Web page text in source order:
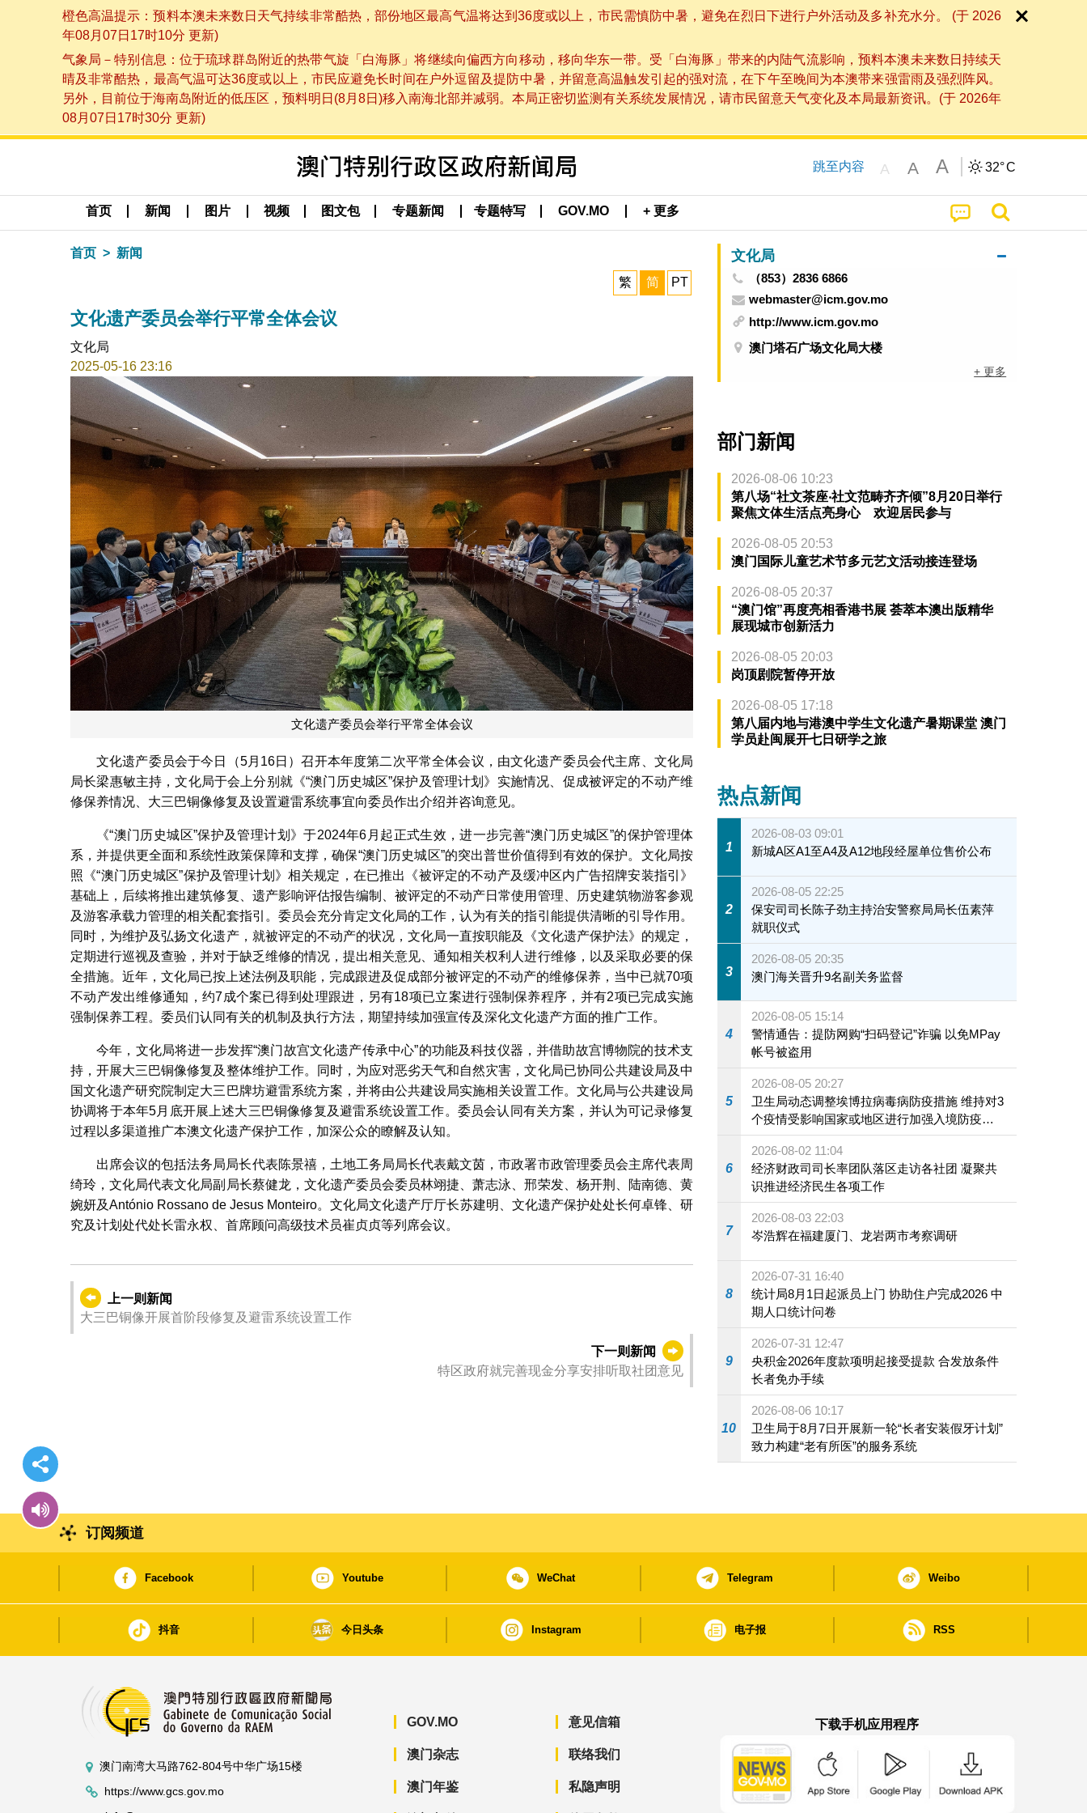
橙色高温提示：预料本澳未来数日天气持续非常酷热，部份地区最高气温将达到36度或以上，市民需慎防中暑，避免在烈日下进行户外活动及多补充水分。 (于 2026
年08月07日17时10分 更新)
气象局－特别信息：位于琉球群岛附近的热带气旋「白海豚」将继续向偏西方向移动，移向华东一带。受「白海豚」带来的内陆气流影响，预料本澳未来数日持续天
晴及非常酷热，最高气温可达36度或以上，市民应避免长时间在户外逗留及提防中暑，并留意高温触发引起的强对流，在下午至晚间为本澳带来强雷雨及强烈阵风。
另外，目前位于海南岛附近的低压区，预料明日(8月8日)移入南海北部并减弱。本局正密切监测有关系统发展情况，请市民留意天气变化及本局最新资讯。(于 2026年
08月07日17时30分 更新)
跳至内容 A A A 32°C
首页 新闻 图片 视频 图文包 专题新闻 专题特写 GOV.MO + 更多
首页 新闻
繁 简 PT
文化遗产委员会举行平常全体会议
文化局
2025-05-16 23:16
文化遗产委员会举行平常全体会议
文化遗产委员会于今日（5月16日）召开本年度第二次平常全体会议，由文化遗产委员会代主席、文化局
局长梁惠敏主持，文化局于会上分别就《“澳门历史城区”保护及管理计划》实施情况、促成被评定的不动产维
修保养情况、大三巴铜像修复及设置避雷系统事宜向委员作出介绍并咨询意见。
《“澳门历史城区”保护及管理计划》于2024年6月起正式生效，进一步完善“澳门历史城区”的保护管理体
系，并提供更全面和系统性政策保障和支撑，确保“澳门历史城区”的突出普世价值得到有效的保护。文化局按
照《“澳门历史城区”保护及管理计划》相关规定，在已推出《被评定的不动产及缓冲区内广告招牌安装指引》
基础上，后续将推出建筑修复、遗产影响评估报告编制、被评定的不动产日常使用管理、历史建筑物游客参观
及游客承载力管理的相关配套指引。委员会充分肯定文化局的工作，认为有关的指引能提供清晰的引导作用。
同时，为维护及弘扬文化遗产，就被评定的不动产的状况，文化局一直按职能及《文化遗产保护法》的规定，
定期进行巡视及查验，并对于缺乏维修的情况，提出相关意见、通知相关权利人进行维修，以及采取必要的保
全措施。近年，文化局已按上述法例及职能，完成跟进及促成部分被评定的不动产的维修保养，当中已就70项
不动产发出维修通知，约7成个案已得到处理跟进，另有18项已立案进行强制保养程序，并有2项已完成实施
强制保养工程。委员们认同有关的机制及执行方法，期望持续加强宣传及深化文化遗产方面的推广工作。
今年，文化局将进一步发挥“澳门故宫文化遗产传承中心”的功能及科技仪器，并借助故宫博物院的技术支
持，开展大三巴铜像修复及整体维护工作。同时，为应对恶劣天气和自然灾害，文化局已协同公共建设局及中
国文化遗产研究院制定大三巴牌坊避雷系统方案，并将由公共建设局实施相关设置工作。文化局与公共建设局
协调将于本年5月底开展上述大三巴铜像修复及避雷系统设置工作。委员会认同有关方案，并认为可记录修复
过程以多渠道推广本澳文化遗产保护工作，加深公众的瞭解及认知。
出席会议的包括法务局局长代表陈景禧，土地工务局局长代表戴文茵，市政署市政管理委员会主席代表周
绮玲，文化局代表文化局副局长蔡健龙，文化遗产委员会委员林翊捷、萧志泳、邢荣发、杨开荆、陆南德、黄
婉妍及António Rossano de Jesus Monteiro。文化局文化遗产厅厅长苏建明、文化遗产保护处处长何卓锋、研
究及计划处代处长雷永权、首席顾问高级技术员崔贞贞等列席会议。
上一则新闻
大三巴铜像开展首阶段修复及避雷系统设置工作
下一则新闻
特区政府就完善现金分享安排听取社团意见
文化局
（853）2836 6866
webmaster@icm.gov.mo
http://www.icm.gov.mo
澳门塔石广场文化局大楼
+ 更多
部门新闻
2026-08-06 10:23
第八场“社文茶座‧社文范畴齐齐倾”8月20日举行
聚焦文体生活点亮身心 欢迎居民参与
2026-08-05 20:53
澳门国际儿童艺术节多元艺文活动接连登场
2026-08-05 20:37
“澳门馆”再度亮相香港书展 荟萃本澳出版精华
展现城市创新活力
2026-08-05 20:03
岗顶剧院暂停开放
2026-08-05 17:18
第八届内地与港澳中学生文化遗产暑期课堂 澳门
学员赴闽展开七日研学之旅
热点新闻
1
2026-08-03 09:01
新城A区A1至A4及A12地段经屋单位售价公布
2
2026-08-05 22:25
保安司司长陈子劲主持治安警察局局长伍素萍
就职仪式
3
2026-08-05 20:35
澳门海关晋升9名副关务监督
4
2026-08-05 15:14
警情通告：提防网购“扫码登记”诈骗 以免MPay
帐号被盗用
5
2026-08-05 20:27
卫生局动态调整埃博拉病毒病防疫措施 维持对3
个疫情受影响国家或地区进行加强入境防疫措
施
6
2026-08-02 11:04
经济财政司司长率团队落区走访各社团 凝聚共
识推进经济民生各项工作
7
2026-08-03 22:03
岑浩辉在福建厦门、龙岩两市考察调研
8
2026-07-31 16:40
统计局8月1日起派员上门 协助住户完成2026 中
期人口统计问卷
9
2026-07-31 12:47
央积金2026年度款项明起接受提款 合发放条件
长者免办手续
10
2026-08-06 10:17
卫生局于8月7日开展新一轮“长者安装假牙计划”
致力构建“老有所医”的服务系统
订阅频道
Facebook Youtube WeChat Telegram Weibo
抖音 今日头条 Instagram 电子报 RSS
澳门南湾大马路762-804号中华广场15楼
https://www.gcs.gov.mo
GOV.MO
澳门杂志
澳门年鉴
意见信箱
联络我们
私隐声明
下载手机应用程序